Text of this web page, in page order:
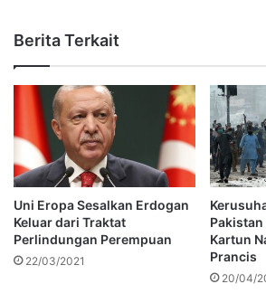
Berita Terkait
Uni Eropa Sesalkan Erdogan
Keluar dari Traktat
Perlindungan Perempuan
22/03/2021
Pakistan
Kartun
Prancis
20/04/